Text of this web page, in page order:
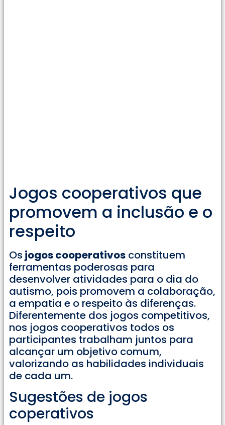
Jogos cooperativos que
promovem a inclusão e o
respeito
Os jogos cooperativos constituem
ferramentas poderosas para
desenvolver atividades para o dia do
autismo, pois promovem a colaboração,
a empatia e o respeito às diferenças.
Diferentemente dos jogos competitivos,
nos jogos cooperativos todos os
participantes trabalham juntos para
alcançar um objetivo comum,
valorizando as habilidades individuais
de cada um.
Sugestões de jogos
coperativos